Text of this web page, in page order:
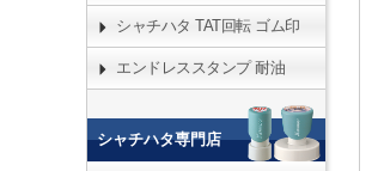
シャチハタ TAT回転 ゴム印
エンドレススタンプ 耐油
シャチハタ専門店